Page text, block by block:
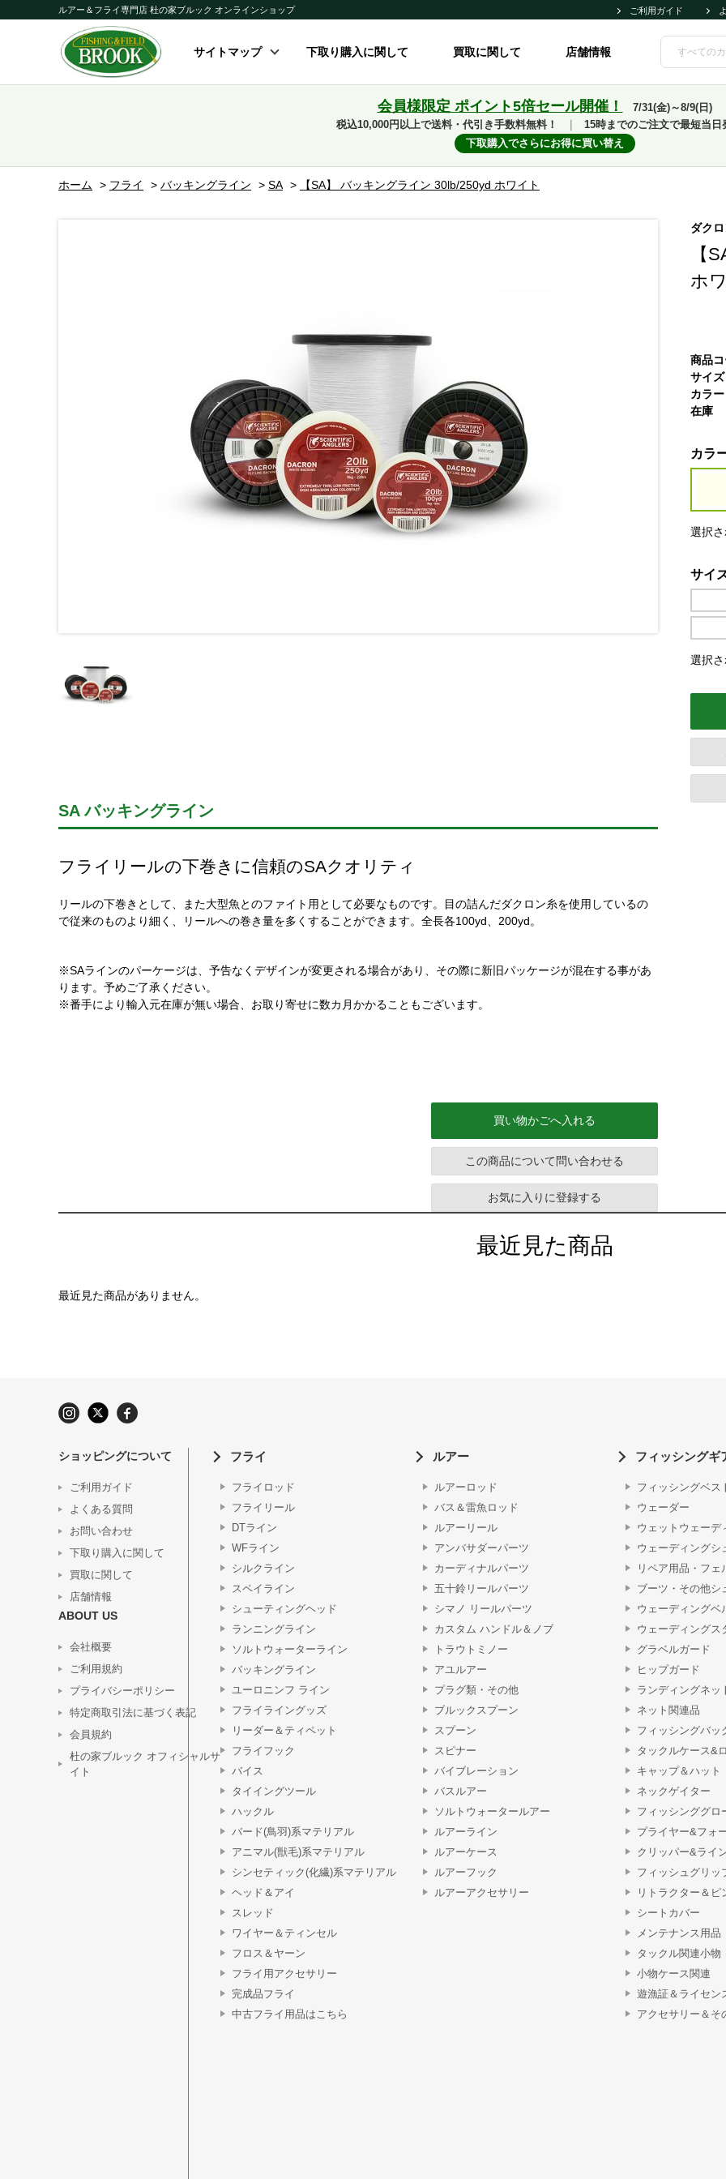
ルアー＆フライ専門店 杜の家ブルック オンラインショップ ご利用ガイド
サイトマップ 下取り購入に関して 買取に関して 店舗情報
会員様限定 ポイント5倍セール開催！
7/31(金)～8/9(日)
税込10,000円以上で送料・代引き手数料無料！
15時までのご注文で最短当日
下取購入でさらにお得に買い替え
ホーム > フライ > バッキングライン > SA > 【SA】 バッキングライン 30lb/250yd ホワイト
SA バッキングライン
フライリールの下巻きに信頼のSAクオリティ
リールの下巻きとして、また大型魚とのファイト用として必要なものです。目の詰んだダクロン糸を使用しているの
で従来のものより細く、リールへの巻き量を多くすることができます。全長各100yd、200yd。
※SAラインのパーケージは、予告なくデザインが変更される場合があり、その際に新旧パッケージが混在する事があ
ります。予めご了承ください。
※番手により輸入元在庫が無い場合、お取り寄せに数カ月かかることもございます。
ダク
【
ホ
商品
サイズ
カラー
在庫
カラ
選択
サイ
選択
買い物かごへ入れる
この商品について問い合わせる
お気に入りに登録する
最近見た商品
最近見た商品がありません。
ショッピングについて
ご利用ガイド
よくある質問
お問い合わせ
下取り購入に関して
買取に関して
店舗情報
ABOUT US
会社概要
ご利用規約
プライバシーポリシー
特定商取引法に基づく表記
会員規約
杜の家ブルック オフィシャルサ
イト
フライ
フライロッド
フライリール
DTライン
WFライン
シルクライン
スペイライン
シューティングヘッド
ランニングライン
ソルトウォーターライン
バッキングライン
ユーロニンフ ライン
フライライングッズ
リーダー＆ティペット
フライフック
バイス
タイイングツール
ハックル
バード(鳥羽)系マテリアル
アニマル(獣毛)系マテリアル
シンセティック(化繊)系マテリアル
ヘッド＆アイ
スレッド
ワイヤー＆ティンセル
フロス＆ヤーン
フライ用アクセサリー
完成品フライ
中古フライ用品はこちら
ルアー
ルアーロッド
バス＆雷魚ロッド
ルアーリール
アンバサダーパーツ
カーディナルパーツ
五十鈴リールパーツ
シマノ リールパーツ
カスタム ハンドル＆ノブ
トラウトミノー
アユルアー
プラグ類・その他
ブルックスプーン
スプーン
スピナー
バイブレーション
バスルアー
ソルトウォータールアー
ルアーライン
ルアーケース
ルアーフック
ルアーアクセサリー
フィッシングギ
フィッシングベス
ウェーダー
ウェットウェーデ
ウェーディングシ
リペア用品・フェ
ブーツ・その他シ
ウェーディングベ
ウェーディングス
グラベルガード
ヒップガード
ランディングネッ
ネット関連品
フィッシングバッ
タックルケース&
キャップ＆ハット
ネックゲイター
フィッシンググロ
プライヤー&フォ
クリッパー&ライ
フィッシュグリッ
リトラクター＆ピ
シートカバー
メンテナンス用品
タックル関連小物
小物ケース関連
遊漁証＆ライセン
アクセサリー＆そ